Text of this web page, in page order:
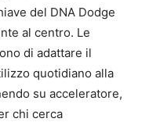
del DNA Dodge
al centro. Le
di adattare il
quotidiano alla
su acceleratore,
chi cerca